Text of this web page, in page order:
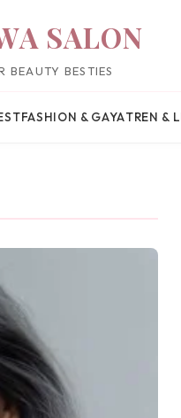
SALON
BEAUTY BESTIES
FASHION & GAYATREN &